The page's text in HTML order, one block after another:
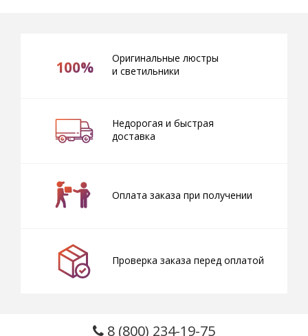
100%
Оригинальные люстры
и светильники
Недорогая и быстрая
доставка
Оплата заказа при получении
Проверка заказа перед оплатой
8 (800) 234-19-75